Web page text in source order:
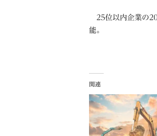
25位以内企業の
能。
関連